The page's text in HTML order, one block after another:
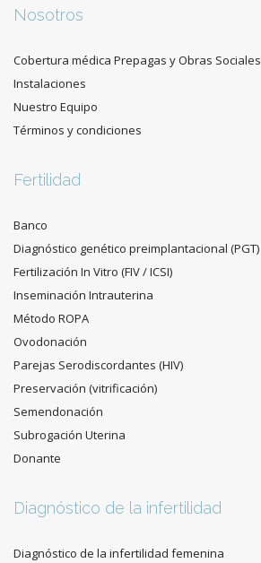
Nosotros
Cobertura médica Prepagas y Obras Sociales
Instalaciones
Nuestro Equipo
Términos y condiciones
Fertilidad
Banco
Diagnóstico genético preimplantacional (PGT)
Fertilización In Vitro (FIV / ICSI)
Inseminación Intrauterina
Método ROPA
Ovodonación
Parejas Serodiscordantes (HIV)
Preservación (vitrificación)
Semendonación
Subrogación Uterina
Donante
Diagnóstico de la infertilidad
Diagnóstico de la infertilidad femenina